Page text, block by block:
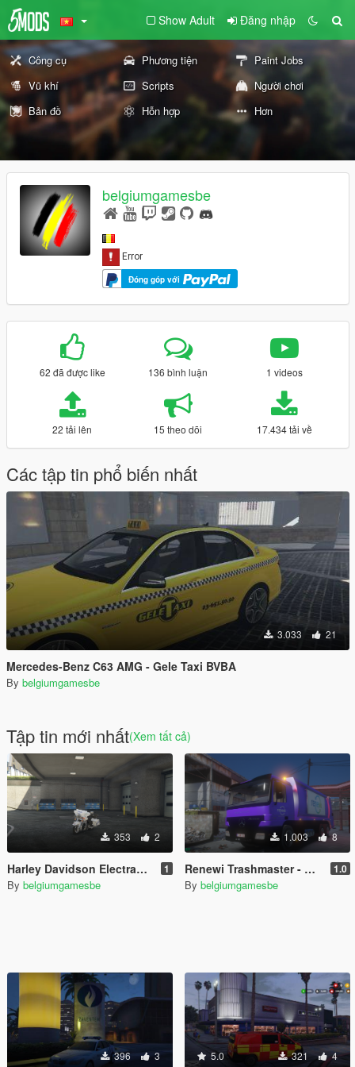
Show Adult Đăng nhập
Công cụ Phương tiện
Paint Jobs
Vũ khí
Scripts
Người chơi
Bản đồ
Hỗn hợp Hơn
belgiumgamesbe
Đóng góp với
62 đã được like 136 bình luận 1 videos
22 tải lên 15 theo dõi 17.434 tải về
Các tập tin phổ biến nhất
3.033 21
Mercedes-Benz C63 AMG - Gele Taxi BVBA
By belgiumgamesbe
Tập tin mới nhất(Xem tất cả)
353 2
Harley Davidson Electraglide 2013 | Belgian Police PolBru 1
By belgiumgamesbe
1.003 8
Renewi Trashmaster - Mercedes-Benz Actros [Replace/FiveM] 1.0
By belgiumgamesbe
396 3 5.0 321 4